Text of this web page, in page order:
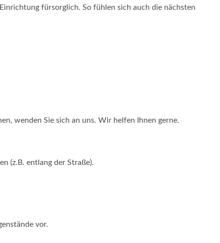
fürsorglich. So fühlen sich auch die nächsten
wenden Sie sich an uns. Wir helfen Ihnen gerne.
(z.B. entlang der Straße).
vor.